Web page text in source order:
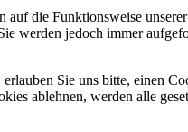
die Funktionsweise
werden jedoch immer
Sie uns bitte, einen
ablehnen, werden alle